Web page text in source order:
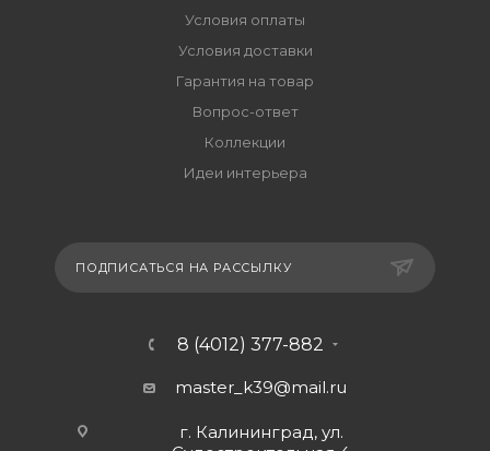
Условия оплаты
Условия доставки
Гарантия на товар
Вопрос-ответ
Коллекции
Идеи интерьера
ПОДПИСАТЬСЯ НА РАССЫЛКУ
8 (4012) 377-882
master_k39@mail.ru
г. Калининград, ул.